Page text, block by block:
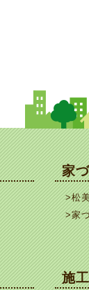
家
>松
>家
施